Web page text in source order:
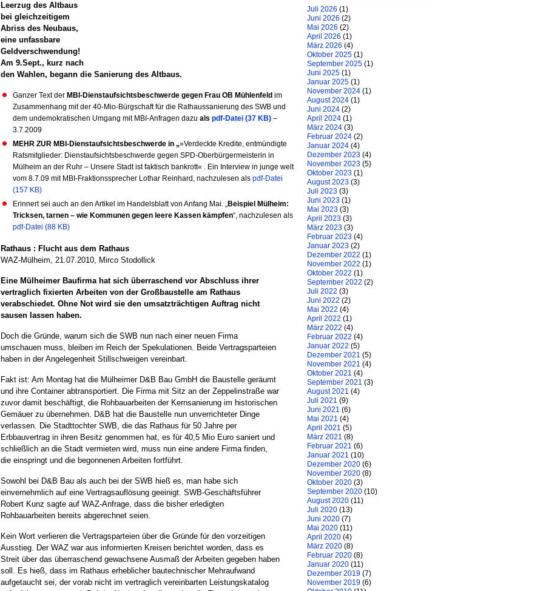
Leerzug des Altbaus
bei gleichzeitigem
Abriss des Neubaus,
eine unfassbare
Geldverschwendung!
Am 9.Sept., kurz nach
den Wahlen, begann die Sanierung des Altbaus.
Ganzer Text der MBI-Dienstaufsichtsbeschwerde gegen Frau OB Mühlenfeld im
Zusammenhang mit der 40-Mio-Bürgschaft für die Rathaussanierung des SWB und
dem undemokratischen Umgang mit MBI-Anfragen dazu als pdf-Datei (37 KB) –
3.7.2009
MEHR ZUR MBI-Dienstaufsichtsbeschwerde in „»Verdeckte Kredite, entmündigte
Ratsmitglieder: Dienstaufsichtsbeschwerde gegen SPD-Oberbürgermeisterin in
Mülheim an der Ruhr – Unsere Stadt ist faktisch bankrott« . Ein Interview in junge welt
vom 8.7.09 mit MBI-Fraktionssprecher Lothar Reinhard, nachzulesen als pdf-Datei
(157 KB)
Erinnert sei auch an den Artikel im Handelsblatt von Anfang Mai. „Beispiel Mülheim:
Tricksen, tarnen – wie Kommunen gegen leere Kassen kämpfen“, nachzulesen als
pdf-Datei (88 KB)
Rathaus : Flucht aus dem Rathaus
WAZ-Mülheim, 21.07.2010, Mirco Stodollick
Eine Mülheimer Baufirma hat sich überraschend vor Abschluss ihrer
vertraglich fixierten Arbeiten von der Großbaustelle am Rathaus
verabschiedet. Ohne Not wird sie den umsatzträchtigen Auftrag nicht
sausen lassen haben.
Doch die Gründe, warum sich die SWB nun nach einer neuen Firma
umschauen muss, bleiben im Reich der Spekulationen. Beide Vertragsparteien
haben in der Angelegenheit Stillschweigen vereinbart.
Fakt ist: Am Montag hat die Mülheimer D&B Bau GmbH die Baustelle geräumt
und ihre Container abtransportiert. Die Firma mit Sitz an der Zeppelinstraße war
zuvor damit beschäftigt, die Rohbauarbeiten der Kernsanierung im historischen
Gemäuer zu übernehmen. D&B hat die Baustelle nun unverrichteter Dinge
verlassen. Die Stadttochter SWB, die das Rathaus für 50 Jahre per
Erbbauvertrag in ihren Besitz genommen hat, es für 40,5 Mio Euro saniert und
schließlich an die Stadt vermieten wird, muss nun eine andere Firma finden,
die einspringt und die begonnenen Arbeiten fortführt.
Sowohl bei D&B Bau als auch bei der SWB hieß es, man habe sich
einvernehmlich auf eine Vertragsauflösung geeinigt. SWB-Geschäftsführer
Robert Kunz sagte auf WAZ-Anfrage, dass die bisher erledigten
Rohbauarbeiten bereits abgerechnet seien.
Kein Wort verlieren die Vertragsparteien über die Gründe für den vorzeitigen
Ausstieg. Der WAZ war aus informierten Kreisen berichtet worden, dass es
Streit über das überraschend gewachsene Ausmaß der Arbeiten gegeben haben
soll. Es hieß, dass im Rathaus erheblicher bautechnischer Mehraufwand
aufgetaucht sei, der vorab nicht im vertraglich vereinbarten Leistungskatalog
Juli 2026 (1)
Juni 2026 (2)
Mai 2026 (2)
April 2026 (1)
März 2026 (4)
Oktober 2025 (1)
September 2025 (1)
Juni 2025 (1)
Januar 2025 (1)
November 2024 (1)
August 2024 (1)
Juni 2024 (2)
April 2024 (1)
März 2024 (3)
Februar 2024 (2)
Januar 2024 (4)
Dezember 2023 (4)
November 2023 (5)
Oktober 2023 (1)
August 2023 (3)
Juli 2023 (3)
Juni 2023 (1)
Mai 2023 (3)
April 2023 (3)
März 2023 (3)
Februar 2023 (4)
Januar 2023 (2)
Dezember 2022 (1)
November 2022 (1)
Oktober 2022 (1)
September 2022 (2)
Juli 2022 (3)
Juni 2022 (2)
Mai 2022 (4)
April 2022 (1)
März 2022 (4)
Februar 2022 (4)
Januar 2022 (5)
Dezember 2021 (5)
November 2021 (4)
Oktober 2021 (4)
September 2021 (3)
August 2021 (4)
Juli 2021 (9)
Juni 2021 (6)
Mai 2021 (4)
April 2021 (5)
März 2021 (8)
Februar 2021 (6)
Januar 2021 (10)
Dezember 2020 (6)
November 2020 (8)
Oktober 2020 (3)
September 2020 (10)
August 2020 (11)
Juli 2020 (13)
Juni 2020 (7)
Mai 2020 (11)
April 2020 (4)
März 2020 (8)
Februar 2020 (8)
Januar 2020 (11)
Dezember 2019 (7)
November 2019 (6)